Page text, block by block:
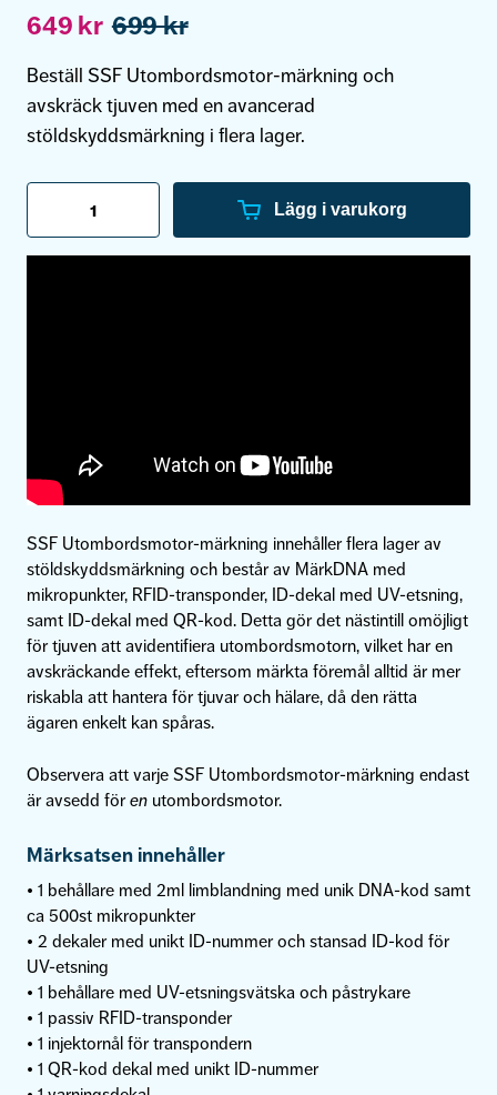
699kr
Det
priset
var:
699 kr.
649 kr
Det
priset
är:
649 kr.
Beställ SSF Utombordsmotor-märkning och
avskräck tjuven med en avancerad
stöldskyddsmärkning i flera lager.
SSF
Utombordsmotor-
LO
mängd
Lägg i varukorg
SSF Utombordsmotor-märkning innehåller flera lager av
stöldskyddsmärkning och består av MärkDNA med
mikropunkter, RFID-transponder, ID-dekal med UV-etsning,
samt ID-dekal med QR-kod. Detta gör det nästintill omöjligt
för tjuven att avidentifiera utombordsmotorn, vilket har en
avskräckande effekt, eftersom märkta föremål alltid är mer
riskabla att hantera för tjuvar och hälare, då den rätta
ägaren enkelt kan spåras.
Observera att varje SSF Utombordsmotor-märkning endast
är avsedd fören utombordsmotor.
Märksatsen innehåller
• 1 behållare med 2ml limblandning med unik DNA-kod samt
ca 500st mikropunkter
• 2 dekaler med unikt ID-nummer och stansad ID-kod för
UV-etsning
• 1 behållare med UV-etsningsvätska och påstrykare
• 1 passiv RFID-transponder
• 1 injektornål för transpondern
• 1 QR-kod dekal med unikt ID-nummer